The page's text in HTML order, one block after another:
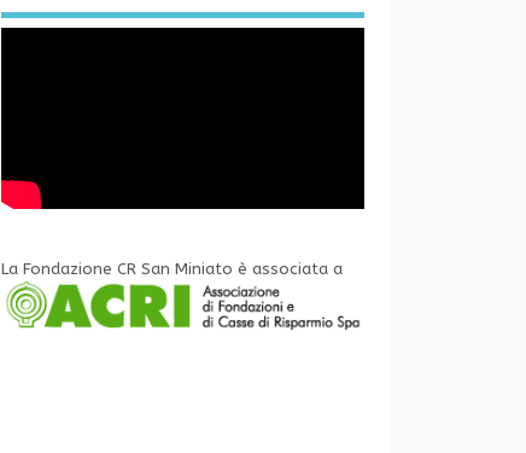
La Fondazione CR San Miniato è associata a